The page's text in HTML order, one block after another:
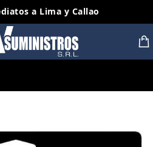
a Lima y Callao
a todo el Peru
Lima y Callao